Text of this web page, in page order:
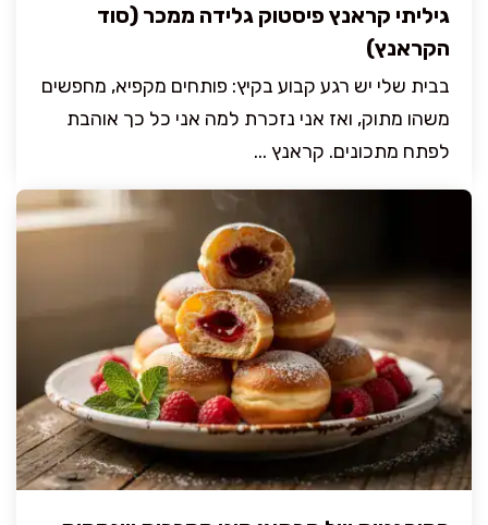
גיליתי קראנץ פיסטוק גלידה ממכר (סוד
הקראנץ)
בבית שלי יש רגע קבוע בקיץ: פותחים מקפיא, מחפשים
משהו מתוק, ואז אני נזכרת למה אני כל כך אוהבת
לפתח מתכונים. קראנץ ...